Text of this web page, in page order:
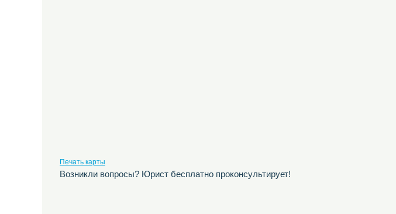
Печать карты
Возникли вопросы? Юрист бесплатно проконсультирует!